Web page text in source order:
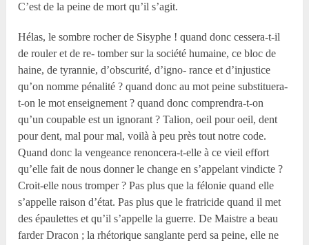
C’est de la peine de mort qu’il s’agit.
Hélas, le sombre rocher de Sisyphe ! quand donc cessera-t-il
de rouler et de re- tomber sur la société humaine, ce bloc de
haine, de tyrannie, d’obscurité, d’igno- rance et d’injustice
qu’on nomme pénalité ? quand donc au mot peine substituera-
t-on le mot enseignement ? quand donc comprendra-t-on
qu’un coupable est un ignorant ? Talion, oeil pour oeil, dent
pour dent, mal pour mal, voilà à peu près tout notre code.
Quand donc la vengeance renoncera-t-elle à ce vieil effort
qu’elle fait de nous donner le change en s’appelant vindicte ?
Croit-elle nous tromper ? Pas plus que la félonie quand elle
s’appelle raison d’état. Pas plus que le fratricide quand il met
des épaulettes et qu’il s’appelle la guerre. De Maistre a beau
farder Dracon ; la rhétorique sanglante perd sa peine, elle ne